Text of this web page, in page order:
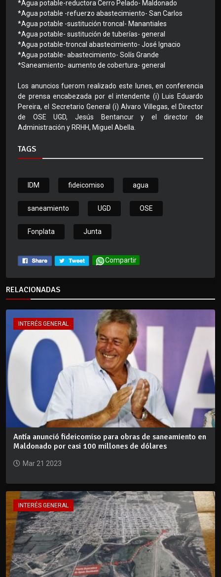
*Agua potable-reductora Cerro Pelado- Maldonado
*Agua potable -refuerzo abastecimiento- San Carlos
*Agua potable -sustitución troncal- Manantiales
*Agua potable- sustitución de tuberías- general
*Agua potable-troncal abastecimiento- José Ignacio
*Agua potable- abastecimiento- Solís Grande
*Saneamiento- aumento de cobertura- general
Los anuncios fuerom realizado este lunes, en conferencia
de prensa encabezada por el intendente (i) Luis Eduardo
Pereira, el Secretario General (i) Alvaro Villegas, el Director
de OSE UGD, Jesús Bentancur y el director de
Administración y RRHH, Miguel Abella.
TAGS
IDM fideicomiso agua
saneamiento UGD OSE
Fonplata Junta
Compartir
RELACIONADAS
INTERÉS GENERAL
Antía anunció fideicomiso para obras de saneamiento en
Maldonado por casi 100 millones de dólares
Mar 21 2023
INTERÉS GENERAL